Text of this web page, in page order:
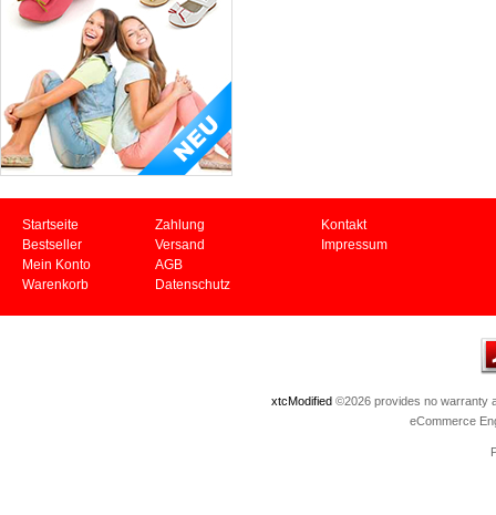
Startseite Zahlung
Kontakt
Bestseller
Versand
Impressum
Mein Konto
AGB
Warenkorb
Datenschutz
xtcModified©2026 provides no warranty
eCommerce